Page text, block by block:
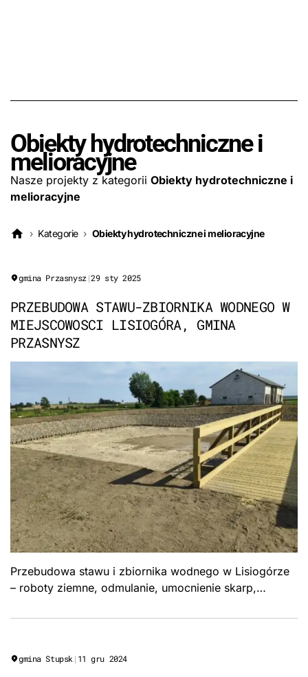
Obiekty hydrotechniczne i
melioracyjne
Nasze projekty z kategorii Obiekty hydrotechniczne i
melioracyjne
› Kategorie › Obiekty hydrotechniczne i melioracyjne
gmina Przasnysz |29 sty 2025
PRZEBUDOWA STAWU-ZBIORNIKA WODNEGO W
MIEJSCOWOSCI LISIOGÓRA, GMINA
PRZASNYSZ
Przebudowa stawu i zbiornika wodnego w Lisiogórze
– roboty ziemne, odmulanie, umocnienie skarp,
Gmina Przasnysz.
gmina Stupsk | 11 gru 2024